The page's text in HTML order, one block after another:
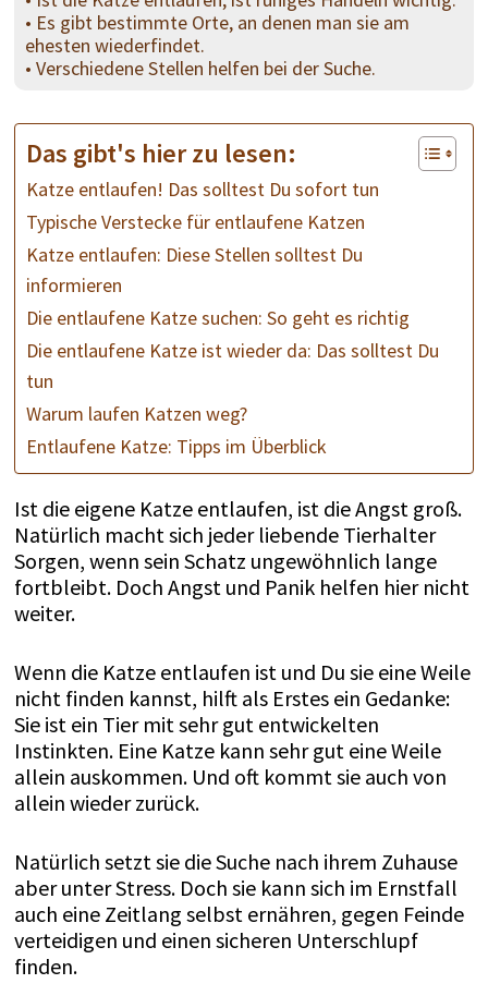
• Es gibt bestimmte Orte, an denen man sie am
ehesten wiederfindet.
• Verschiedene Stellen helfen bei der Suche.
Das gibt's hier zu lesen:
Katze entlaufen! Das solltest Du sofort tun
Typische Verstecke für entlaufene Katzen
Katze entlaufen: Diese Stellen solltest Du
informieren
Die entlaufene Katze suchen: So geht es richtig
Die entlaufene Katze ist wieder da: Das solltest Du
tun
Warum laufen Katzen weg?
Entlaufene Katze: Tipps im Überblick
Ist die eigene Katze entlaufen, ist die Angst groß.
Natürlich macht sich jeder liebende Tierhalter
Sorgen, wenn sein Schatz ungewöhnlich lange
fortbleibt. Doch Angst und Panik helfen hier nicht
weiter.
Wenn die Katze entlaufen ist und Du sie eine Weile
nicht finden kannst, hilft als Erstes ein Gedanke:
Sie ist ein Tier mit sehr gut entwickelten
Instinkten. Eine Katze kann sehr gut eine Weile
allein auskommen. Und oft kommt sie auch von
allein wieder zurück.
Natürlich setzt sie die Suche nach ihrem Zuhause
aber unter Stress. Doch sie kann sich im Ernstfall
auch eine Zeitlang selbst ernähren, gegen Feinde
verteidigen und einen sicheren Unterschlupf
finden.